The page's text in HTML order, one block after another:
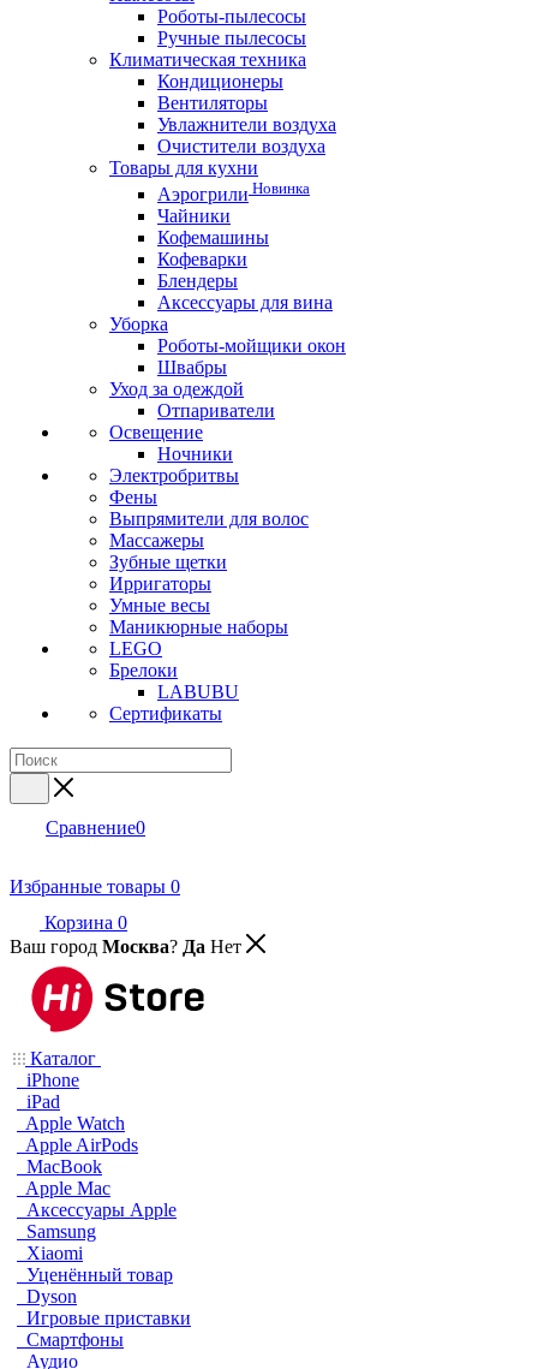
Роботы-пылесосы
Ручные пылесосы
Климатическая техника
Кондиционеры
Вентиляторы
Увлажнители воздуха
Очистители воздуха
Товары для кухни
Аэрогрили Новинка
Чайники
Кофемашины
Кофеварки
Блендеры
Аксессуары для вина
Уборка
Роботы-мойщики окон
Швабры
Уход за одеждой
Отпариватели
Освещение
Ночники
Электробритвы
Фены
Выпрямители для волос
Массажеры
Зубные щетки
Ирригаторы
Умные весы
Маникюрные наборы
LEGO
Брелоки
LABUBU
Сертификаты
Сравнение0
Избранные товары 0
Корзина 0
Ваш город Москва? Да Нет
Каталог
iPhone
iPad
Apple Watch
Apple AirPods
MacBook
Apple Mac
Аксессуары Apple
Samsung
Xiaomi
Уценённый товар
Dyson
Игровые приставки
Смартфоны
Аудио